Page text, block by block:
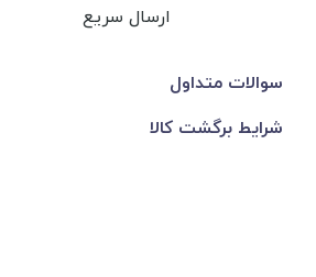
ارسال سریع
سوالات متداول
شرایط برگشت کالا